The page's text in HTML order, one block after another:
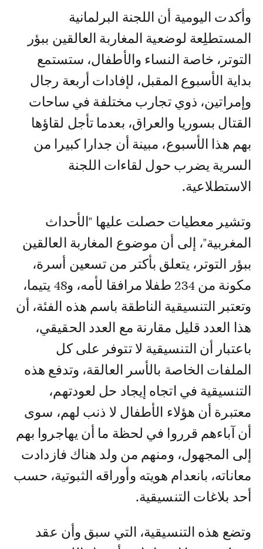
وأكدت اليومية أن اللجنة البرلمانية
المستطلِعة لوضعية المغاربة العالقين ببؤر
التوتر، خاصة النساء والأطفال، ستستمع
بداية الأسبوع المقبل، لإفادات أربعة رجال
وإمراتين، ذوي تجارب مختلفة في ساحات
القتال بسوريا والعراق، بعدما تأجل لقاؤها
بهم هذا الأسبوع، مبينة أن جدارا كبيرا من
السرية يضرب حول لقاءات اللجنة
الاستطلاعية.
وتشير معطيات حصلت عليها "الأحداث
المغربية"، إلى أن موضوع المغاربة العالقين
ببؤر التوتر، يتعلق بأكتر من تسعين أسرة،
مكونة من 234 طفلا مرافقا لأمه، و48 يتيما،
وتعتبر التنسيقية الناطقة باسم هذه الفئة، أن
هذا العدد قليل مقارنة مع العدد الحقيقي،
باعتبار أن التنسيقية لا تتوفر على كل
الملفات الخاصة بالأسر العالقة، وتدفع هذه
التنسيقية في اتجاه إيجاد حل لعودتهم،
معتبرة أن هؤلاء الأطفال لا ذنب لهم، سوى
أن آباءهم قرروا في لحظة ما أن يهاجروا بهم
إلى المجهول، ومنهم من ولد هناك فازدادت
معاناته، بانعدام هويته وأوراقه الثبوتية، حسب
أحد بلاغات التنسيقية.
وتضع هذه التنسيقية، التي سبق وأن عقد